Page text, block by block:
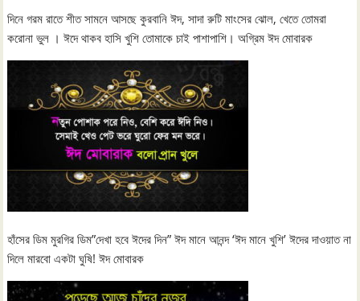
দিনে গরম রাতে শীত সামনে আসছে কুরবানি ঈদ, সাদা রুটি মাংসের ঝোল, খেতে তোমরা
করোনা ভুল । ঈদে থাকব হাসি খুশি তোমাকে চাই পাশাপাশি। অগ্রিম ঈদ মোবারক
হাঁসের ডিম মুরগির ডিম”দেখা হবে ঈদের দিন” ঈদ মানে আনন্দ ‘ঈদ মানে খুশি’ ঈদের দাওয়াত না
দিলে মারবো একটা ঘুষি! ঈদ মোবারক